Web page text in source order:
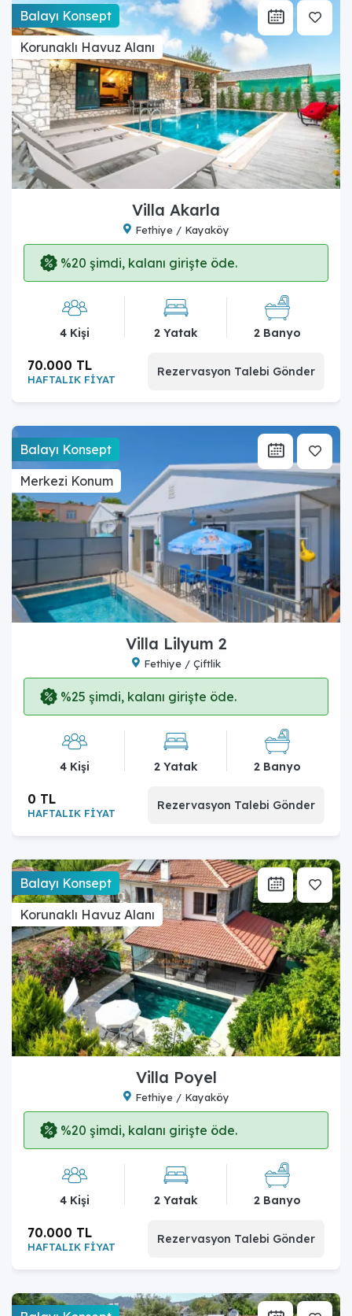
Balayı Konsept
Korunaklı Havuz Alanı
Villa Akarla
Fethiye / Kayaköy
%20 şimdi, kalanı girişte öde.
4 Kişi 2 Yatak 2 Banyo
HAFTALIK FİYAT
70.000 TL Rezervasyon Talebi Gönder
Balayı Konsept
Merkezi Konum
Villa Lilyum 2
Fethiye / Çiftlik
%25 şimdi, kalanı girişte öde.
4 Kişi 2 Yatak 2 Banyo
HAFTALIK FİYAT
0 TL Rezervasyon Talebi Gönder
Balayı Konsept
Korunaklı Havuz Alanı
Villa Poyel
Fethiye / Kayaköy
%20 şimdi, kalanı girişte öde.
4 Kişi 2 Yatak 2 Banyo
HAFTALIK FİYAT
70.000 TL Rezervasyon Talebi Gönder